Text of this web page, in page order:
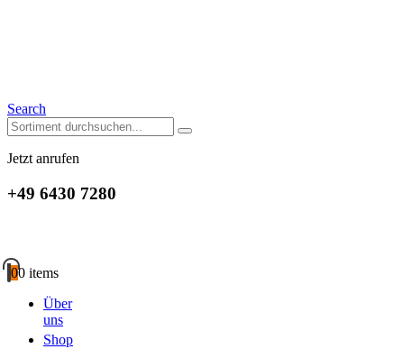
Search
Jetzt anrufen
+49 6430 7280
00 items
Über
uns
Shop